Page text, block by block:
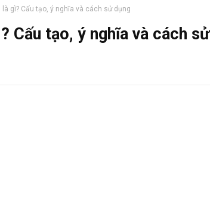
là gì? Cấu tạo, ý nghĩa và cách sử dụng
Cấu tạo, ý nghĩa và cách sử